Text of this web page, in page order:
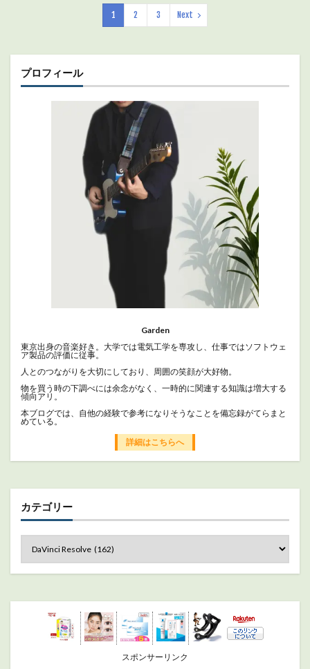
1 2 3 Next
プロフィール
Garden
東京出身の音楽好き。大学では電気工学を専攻し、仕事ではソフトウェ
ア製品の評価に従事。
人とのつながりを大切にしており、周囲の笑顔が大好物。
物を買う時の下調べには余念がなく、一時的に関連する知識は増大する
傾向アリ。
本ブログでは、自他の経験で参考になりそうなことを備忘録がてらまと
めている。
詳細はこちらへ
カテゴリー
スポンサーリンク